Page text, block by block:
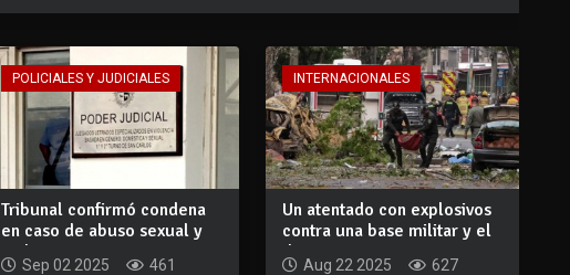
POLICIALES Y JUDICIALES
Tribunal confirmó condena
en caso de abuso sexual y
violenci...
Sep 02 2025
461
INTERNACIONALES
Un atentado con explosivos
contra una base militar y el
derr...
Aug 22 2025
627